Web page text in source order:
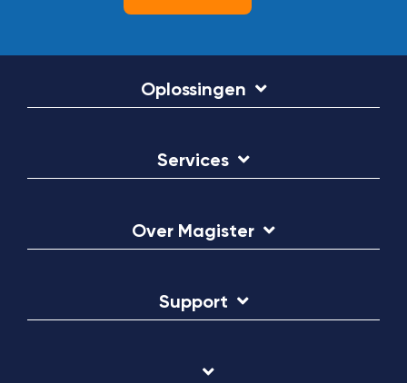
Oplossingen
Services
Over Magister
Support